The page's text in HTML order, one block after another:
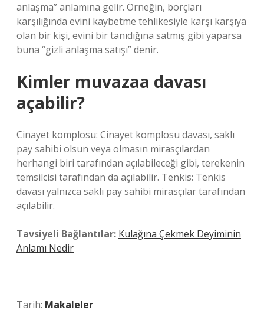
anlaşma” anlamına gelir. Örneğin, borçları
karşılığında evini kaybetme tehlikesiyle karşı karşıya
olan bir kişi, evini bir tanıdığına satmış gibi yaparsa
buna “gizli anlaşma satışı” denir.
Kimler muvazaa davası
açabilir?
Cinayet komplosu: Cinayet komplosu davası, saklı
pay sahibi olsun veya olmasın mirasçılardan
herhangi biri tarafından açılabileceği gibi, terekenin
temsilcisi tarafından da açılabilir. Tenkis: Tenkis
davası yalnızca saklı pay sahibi mirasçılar tarafından
açılabilir.
Tavsiyeli Bağlantılar: Kulağına Çekmek Deyiminin
Anlamı Nedir
Tarih: Makaleler